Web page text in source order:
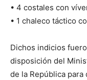
• 4 costales con
• 1 chaleco táctico
Dichos indicios
disposición del
de la República